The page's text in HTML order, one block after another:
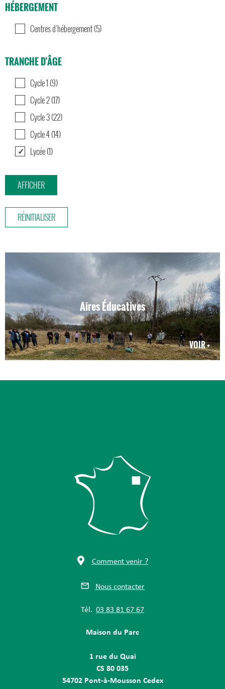
HÉBERGEMENT
Centres d'hébergement (5)
TRANCHE D'ÂGE
Cycle 1 (9)
Cycle 2 (17)
Cycle 3 (22)
Cycle 4 (14)
Lycée (1)
RÉINITIALISER
Aires Éducatives
VOIR +
Comment venir ?
Nous contacter
Tél. 03 83 81 67 67
Maison du Parc
1 rue du Quai
CS 80 035
54702 Pont-à-Mousson Cedex